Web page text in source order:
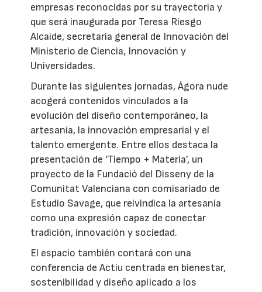
empresas reconocidas por su trayectoria y
que será inaugurada por Teresa Riesgo
Alcaide, secretaria general de Innovación del
Ministerio de Ciencia, Innovación y
Universidades.
Durante las siguientes jornadas, Ágora nude
acogerá contenidos vinculados a la
evolución del diseño contemporáneo, la
artesanía, la innovación empresarial y el
talento emergente. Entre ellos destaca la
presentación de ‘Tiempo + Materia’, un
proyecto de la Fundació del Disseny de la
Comunitat Valenciana con comisariado de
Estudio Savage, que reivindica la artesanía
como una expresión capaz de conectar
tradición, innovación y sociedad.
El espacio también contará con una
conferencia de Actiu centrada en bienestar,
sostenibilidad y diseño aplicado a los